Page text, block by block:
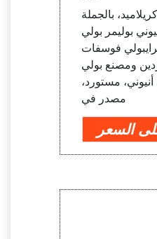
بالجملة
بوليمر بولي
فوسفات
ومصنع بولي
أنيوني، مستورد،
مصدر في
السعر